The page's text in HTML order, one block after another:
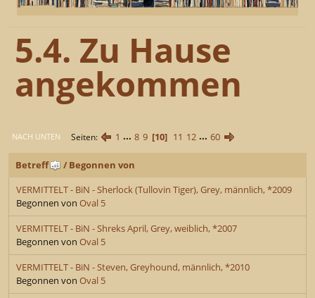
5.4. Zu Hause
angekommen
NACH UNTEN Seiten 1 ... 8 9 10 11 12 ... 60
Betreff / Begonnen von
VERMITTELT - BiN - Sherlock (Tullovin Tiger), Grey, männlich, *2009
Begonnen von Oval 5
VERMITTELT - BiN - Shreks April, Grey, weiblich, *2007
Begonnen von Oval 5
VERMITTELT - BiN - Steven, Greyhound, männlich, *2010
Begonnen von Oval 5